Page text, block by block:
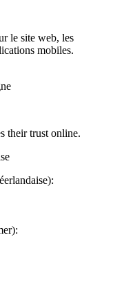
le site web, les
mobiles.
their trust online.
:
: